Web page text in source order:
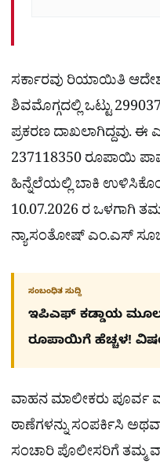
ಸರ್ಕಾರವು ರಿಯಾಯಿತಿ
ಶಿವಮೊಗ್ಗದಲ್ಲಿ ಒಟ್ಟು
ಪ್ರಕರಣ ದಾಖಲಾಗಿದ್ದವು. ಈ
237118350 ರೂಪಾಯಿ
ಹಿನ್ನೆಲೆಯಲ್ಲಿ ಬಾಕಿ
10.07.2026 ರ ಒಳಗಾಗಿ
ನ್ಯಾ.ಸಂತೋಷ್ ಎಂ.ಎಸ್​
ಸಂಬಂಧಿತ ಸುದ್ದಿ
ಇಪಿಎಫ್ ಕಡ್ಡಾಯ
ರೂಪಾಯಿಗೆ ಹೆಚ್ಚಳ!
ವಾಹನ ಮಾಲೀಕರು ಪೂರ್ವ
ಠಾಣೆಗಳನ್ನು ಸಂಪರ್ಕಿಸಿ
ಸಂಚಾರಿ ಪೊಲೀಸರಿಗೆ ತಮ್ಮ